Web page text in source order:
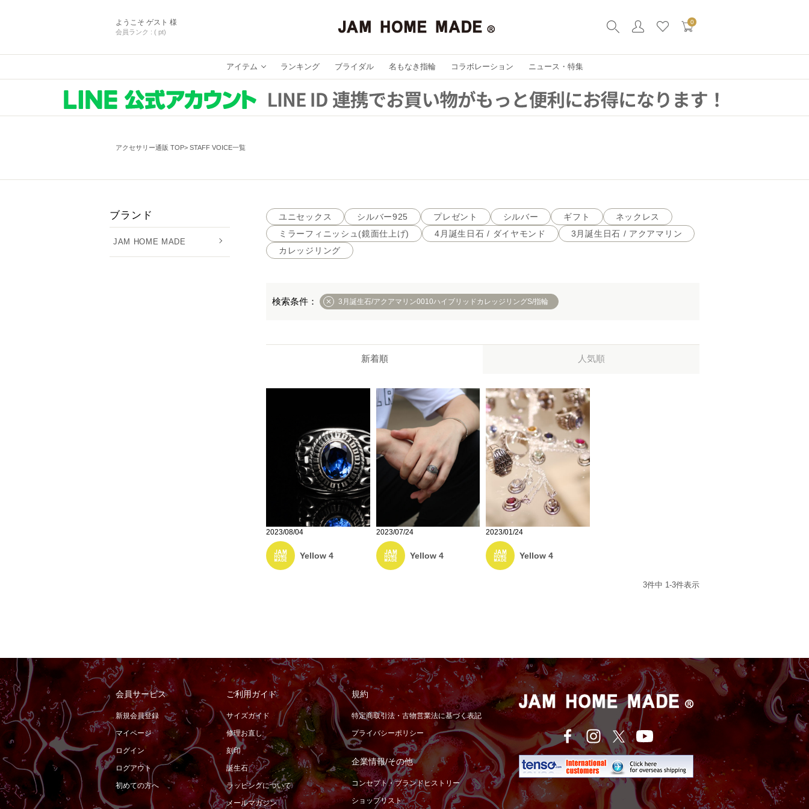
ようこそ ゲスト 様
会員ランク : ( pt)
0
アイテム ランキング ブライダル 名もなき指輪 コラボレーション ニュース・特集
アクセサリー通販 TOP STAFF VOICE一覧
ブランド
JAM HOME MADE
ユニセックス シルバー925 プレゼント シルバー ギフト
ネックレス
ミラーフィニッシュ(鏡面仕上げ)
4月誕生日石 / ダイヤモンド
3月誕生日石 / アクアマリン
カレッジリング
3月誕生石/アクアマリン0010ハイブリッドカレッジリングS/指輪
新着順 人気順
2023/08/04
Yellow 4
2023/07/24
Yellow 4
2023/01/24
Yellow 4
3件中 1-3件表示
会員サービス
新規会員登録
マイページ
ログイン
ログアウト
初めての方へ
ご利用ガイド
サイズガイド
修理お直し
刻印
誕生石
ラッピングについて
メールマガジン
規約
特定商取引法・古物営業法に基づく表記
プライバシーポリシー
企業情報/その他
コンセプト・ブランドヒストリー
ショップリスト